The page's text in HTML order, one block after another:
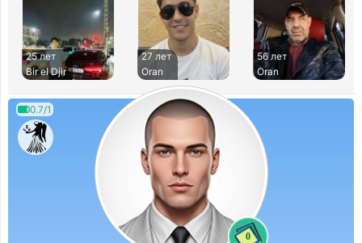
25 лет
Bir el Djir
27 лет
Oran
56 лет
Oran
0.7/1
0